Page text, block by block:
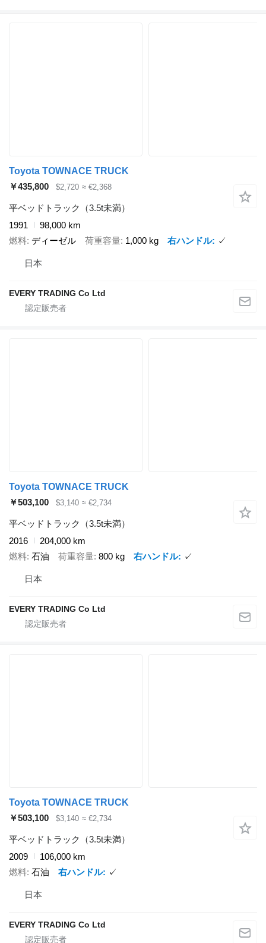
Toyota TOWNACE TRUCK
￥435,800
$2,720 ≈ €2,368
平ベッドトラック（3.5t未満）
1991
98,000 km
燃料 ディーゼル 荷重容量 1,000 kg 右ハンドル ✓
日本
EVERY TRADING Co Ltd
Toyota TOWNACE TRUCK
￥503,100
$3,140 ≈ €2,734
平ベッドトラック（3.5t未満）
2016
204,000 km
燃料 石油 荷重容量 800 kg 右ハンドル ✓
日本
EVERY TRADING Co Ltd
Toyota TOWNACE TRUCK
￥503,100
$3,140 ≈ €2,734
平ベッドトラック（3.5t未満）
2009
106,000 km
燃料 石油 右ハンドル ✓
日本
EVERY TRADING Co Ltd